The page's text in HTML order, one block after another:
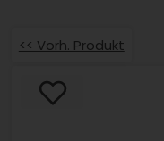
<< Vorh. Produkt